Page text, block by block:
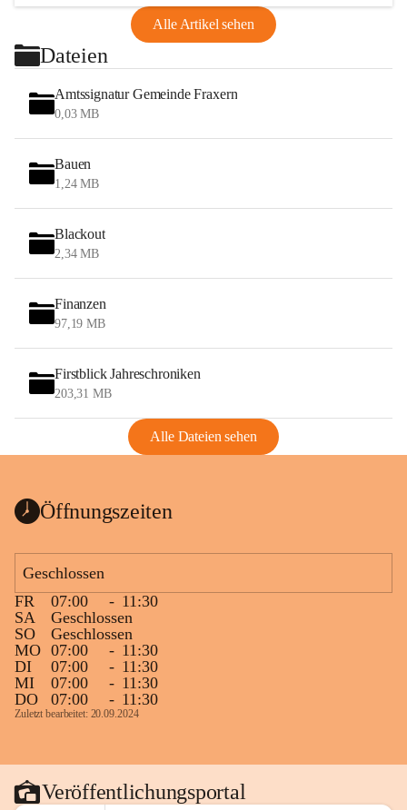
Alle Artikel sehen
Dateien
Amtssignatur Gemeinde Fraxern
0,03 MB
Bauen
1,24 MB
Blackout
2,34 MB
Finanzen
97,19 MB
Firstblick Jahreschroniken
203,31 MB
Alle Dateien sehen
Öffnungszeiten
Geschlossen
FR
07:00 - 11:30
SA
Geschlossen
SO
Geschlossen
MO 07:00 - 11:30
DI
07:00 - 11:30
MI
07:00 - 11:30
DO
07:00 - 11:30
Zuletzt bearbeitet: 20.09.2024
Veröffentlichungsportal